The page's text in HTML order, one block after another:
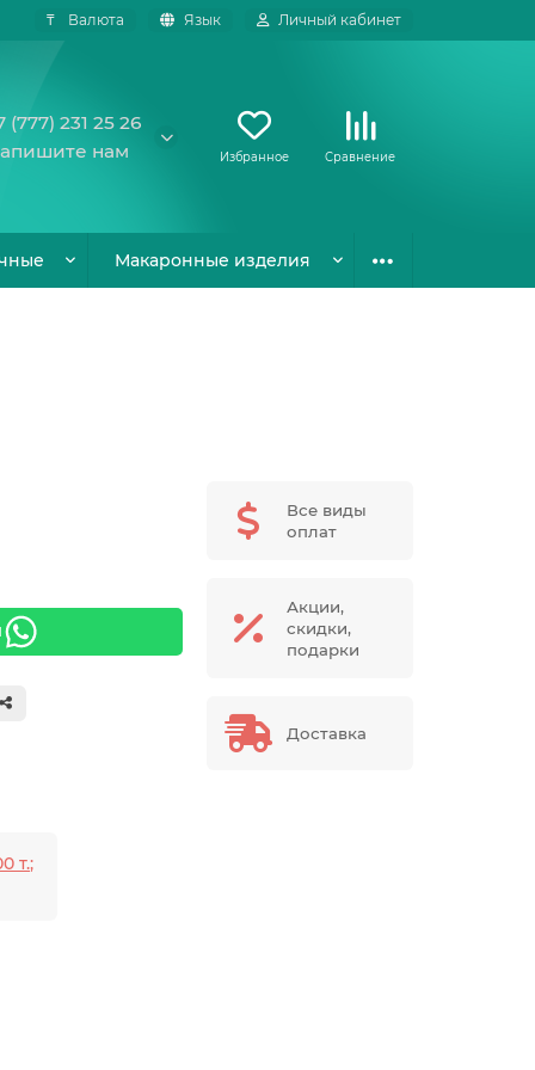
₸ Валюта Язык Личный кабинет
(777) 231 25 26
нам
Избранное Сравнение
Макаронные изделия
т.;
Все виды
оплат
Акции,
скидки,
подарки
Доставка